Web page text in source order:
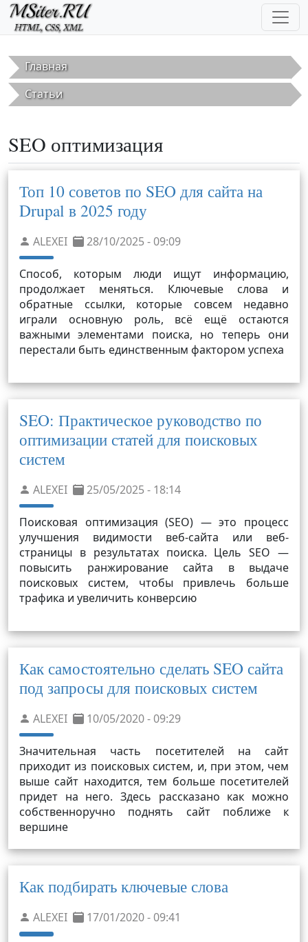
Перейти к основному содержанию
Главная
Статьи
SEO оптимизация
Топ 10 советов по SEO для сайта на
Drupal в 2025 году
ALEXEI 28/10/2025 - 09:09
Способ, которым люди ищут информацию,
продолжает меняться. Ключевые слова и
обратные ссылки, которые совсем недавно
играли основную роль, всё ещё остаются
важными элементами поиска, но теперь они
перестали быть единственным фактором успеха
SEO: Практическое руководство по
оптимизации статей для поисковых
систем
ALEXEI 25/05/2025 - 18:14
Поисковая оптимизация (SEO) — это процесс
улучшения видимости веб-сайта или веб-
страницы в результатах поиска. Цель SEO —
повысить ранжирование сайта в выдаче
поисковых систем, чтобы привлечь больше
трафика и увеличить конверсию
Как самостоятельно сделать SEO сайта
под запросы для поисковых систем
ALEXEI 10/05/2020 - 09:29
Значительная часть посетителей на сайт
приходит из поисковых систем, и, при этом, чем
выше сайт находится, тем больше посетителей
придет на него. Здесь рассказано как можно
собственноручно поднять сайт поближе к
вершине
Как подбирать ключевые слова
ALEXEI 17/01/2020 - 09:41